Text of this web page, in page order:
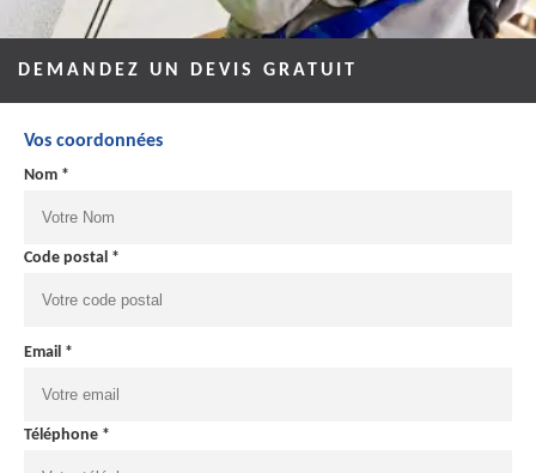
DEMANDEZ UN DEVIS GRATUIT
Vos coordonnées
Nom *
Code postal *
Email *
Téléphone *